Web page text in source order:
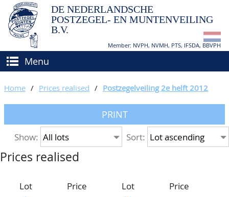
DE NEDERLANDSCHE
POSTZEGEL- EN MUNTENVEILING
B.V.
Member: NVPH, NVMH, PTS, IFSDA, BBVPH
Menu
BUY AND SELL
How to sell?
How to buy?
Conditions
BIDDING
APPRAISALS
CATALOGUE/RESULTS
GRADING
Home / Prices realised / Postzegelveiling 2e helft 2012
PRINT
Show: Sort:
Prices realised
Lot
Price
Lot
Price